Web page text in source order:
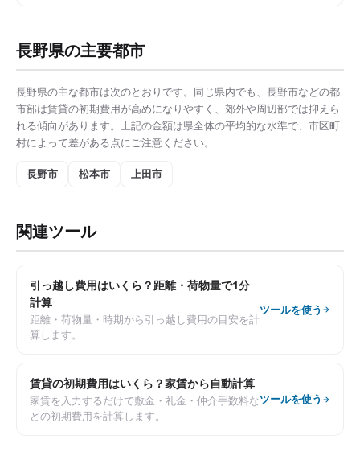
長野県の主要都市
長野県の主な都市は次のとおりです。同じ県内でも、 長野市などの都
市部は賃貸の初期費用が高めになりやすく、郊外や周辺部では抑えら
れる傾向があります。上記の金額は県全体の平均的な水準で、市区町
村によって差がある点にご注意ください。
長野市 松本市 上田市
関連ツール
引っ越し費用はいくら？距離・荷物量で1分
計算
距離・荷物量・時期から引っ越し費用の目安を計
算します。
ツールを使う
賃貸の初期費用はいくら？家賃から自動計算
家賃を入力するだけで敷金・礼金・仲介手数料な
どの初期費用を計算します。
ツールを使う